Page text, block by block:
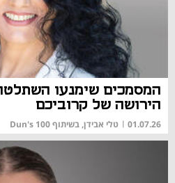
המסמכים שימנעו
הירושה של קרוביכם
01.07.26
| טלי אבידן, בשיתוף Dun's 100